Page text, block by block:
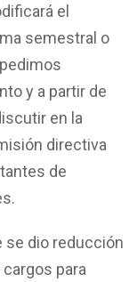
el
semestral o
y a partir de
en la
directiva
de
se dio reducción
para